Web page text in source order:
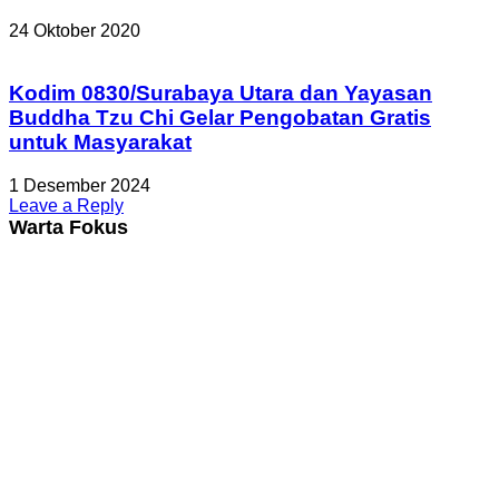
24 Oktober 2020
Kodim 0830/Surabaya Utara dan Yayasan
Buddha Tzu Chi Gelar Pengobatan Gratis
untuk Masyarakat
1 Desember 2024
Leave a Reply
Warta Fokus